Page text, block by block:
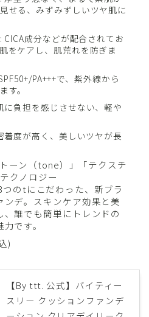
せる、みずみずしいツヤ肌に
: CICA成分などが配合されてお
をケアし、肌荒れを防ぎま
PA+++で、紫外線から
す。
に負担を感じさせない、軽や
着度が高く、美しいツヤが長
ーン（tone）」「テクスチ
クノロジー
のtにこだわった、新ブラ
ンデ。スキンケア効果と美
、誰でも簡単にトレンドの
です。
)
【By ttt. 公式】バイティー
スリー クッションファンデ